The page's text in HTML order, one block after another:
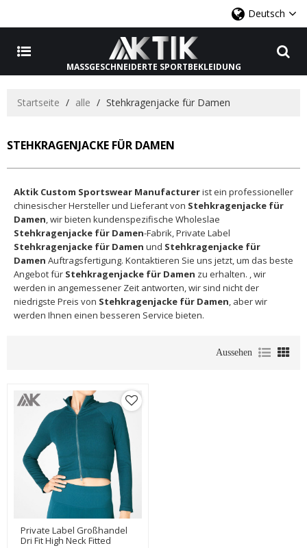
Deutsch
MASSGESCHNEIDERTE SPORTBEKLEIDUNG
Startseite / alle / Stehkragenjacke für Damen
STEHKRAGENJACKE FÜR DAMEN
Aktik Custom Sportswear Manufacturerist ein professioneller
chinesischer Hersteller und Lieferant von Stehkragenjacke für
Damen, wir bieten kundenspezifische Wholeslae
Stehkragenjacke für Damen-Fabrik, Private Label
Stehkragenjacke für Damen und Stehkragenjacke für
Damen Auftragsfertigung. Kontaktieren Sie uns jetzt, um das beste
Angebot für Stehkragenjacke für Damen zu erhalten. , wir
werden in angemessener Zeit antworten, wir sind nicht der
niedrigste Preis von Stehkragenjacke für Damen, aber wir
werden Ihnen einen besseren Service bieten.
Aussehen
Private Label Großhandel
Dri Fit High Neck Fitted